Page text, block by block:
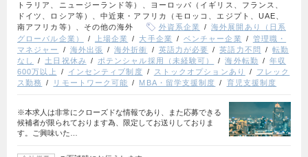
トラリア、ニュージーランド等）、ヨーロッパ（イギリス、フランス、
ドイツ、ロシア等）、中近東・アフリカ（モロッコ、エジプト、UAE、
南アフリカ等）、その他の海外
外資系企業
海外展開あり（日系
グローバル企業）
上場企業 大手企業 ベンチャー企業
管理職・
マネジャー
海外出張 海外折衝 英語力が必要 英語力不問
転勤
なし
土日祝休み ポテンシャル採用（未経験可） 海外転勤
年収
600万以上
インセンティブ制度 ストックオプションあり
フレック
ス勤務
リモートワーク可能 MBA・留学支援制度 育児支援制度
※本求人は非常にクローズドな情報であり、また応募できる
候補者が限られております為、限定してお送りしておりま
す。ご興味いた…